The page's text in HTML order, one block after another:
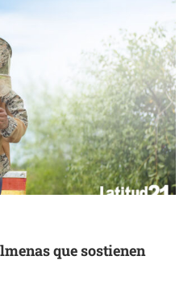
que sostienen